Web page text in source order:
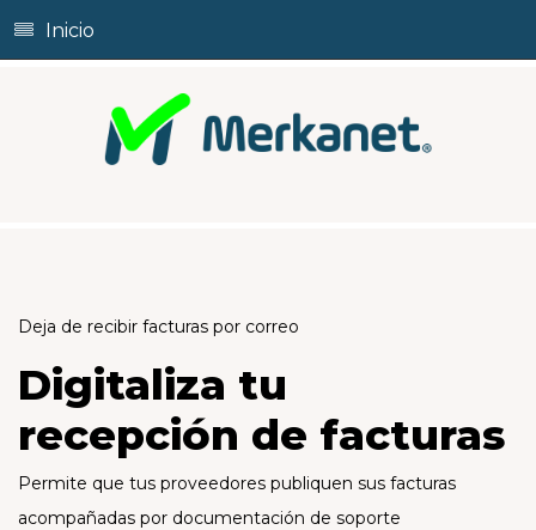
Inicio
Deja de recibir facturas por correo
Digitaliza tu
recepción de facturas
Permite que tus proveedores publiquen sus facturas
acompañadas por documentación de soporte